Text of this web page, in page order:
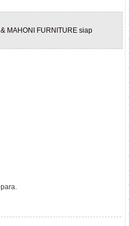
MAHONI FURNITURE siap